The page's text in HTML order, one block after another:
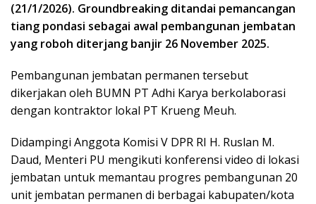
(21/1/2026). Groundbreaking ditandai pemancangan
tiang pondasi sebagai awal pembangunan jembatan
yang roboh diterjang banjir 26 November 2025.
Pembangunan jembatan permanen tersebut
dikerjakan oleh BUMN PT Adhi Karya berkolaborasi
dengan kontraktor lokal PT Krueng Meuh.
Didampingi Anggota Komisi V DPR RI H. Ruslan M.
Daud, Menteri PU mengikuti konferensi video di lokasi
jembatan untuk memantau progres pembangunan 20
unit jembatan permanen di berbagai kabupaten/kota